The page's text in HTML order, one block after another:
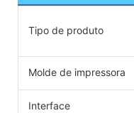
Tipo de produto
Molde de impressora
Interface